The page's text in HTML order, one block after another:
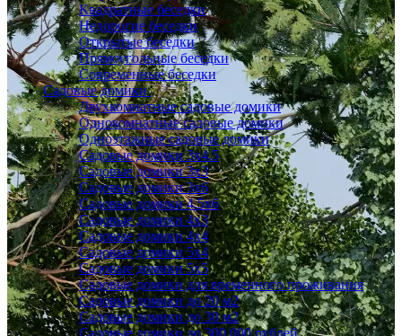
Квадратные беседки
Недорогие беседки
Открытые беседки
Прямоугольные беседки
Современные беседки
Садовые домики
Двухкомнатные садовые домики
Однокомнатные садовые домики
Одноэтажные садовые домики
Садовые домики 3x4.5
Садовые домики 3х3
Садовые домики 3х6
Садовые домики 4.5x6
Садовые домики 4x3
Садовые домики 4x4
Садовые домики 5х4
Садовые домики 5х5
Садовые домики для временного проживания
Садовые домики до 20 м2
Садовые домики до 30 м2
Садовые домики до 300 000 рублей